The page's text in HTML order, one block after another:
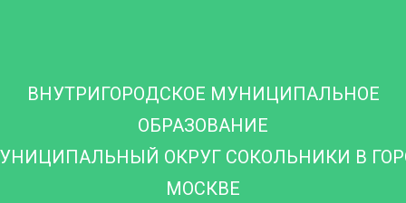
ВНУТРИГОРОДСКОЕ МУНИЦИПАЛЬНОЕ
ОБРАЗОВАНИЕ
ОКРУГ СОКОЛЬНИКИ В
МОСКВЕ